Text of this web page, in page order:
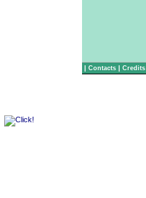
| Contacts | Credits